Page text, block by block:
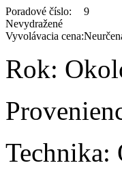
Poradové číslo:
9
Nevydražené
Vyvolávacia cena:
Rok:
Technika: